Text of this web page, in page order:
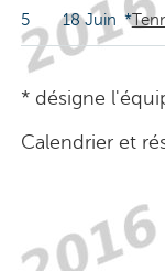
5 18 Juin *
* désigne
Calendrier et